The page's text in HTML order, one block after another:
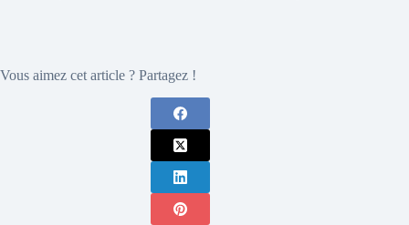
Vous aimez cet article ? Partagez !